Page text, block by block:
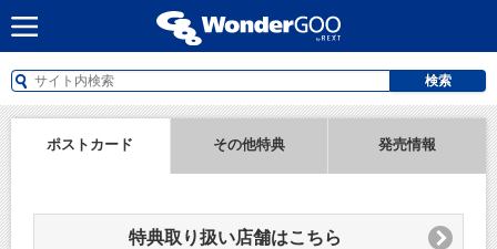
検索
ポストカード その他特典 発売情報
特典取り扱い店舗はこちら